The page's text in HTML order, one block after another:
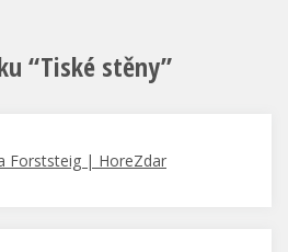
“Tiské stěny”
Forststeig | HoreZdar